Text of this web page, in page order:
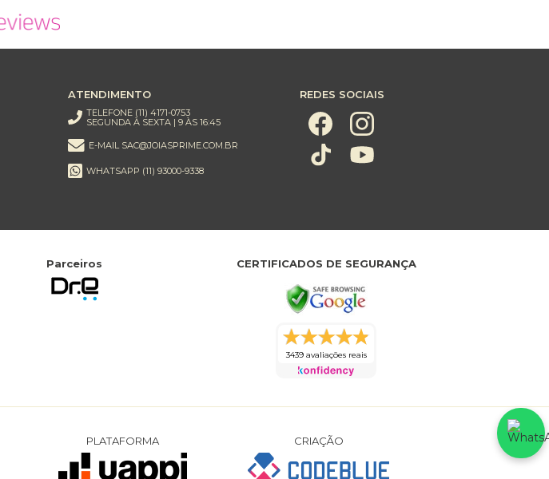
ATENDIMENTO
TELEFONE (11) 4171-0753
SEGUNDA À SEXTA | 9 ÀS 16:45
E-MAIL SAC@JOIASPRIME.COM.BR
WHATSAPP (11) 93000-9338
REDES SOCIAIS
Parceiros CERTIFICADOS DE SEGURANÇA
3439 avaliações reais
PLATAFORMA CRIAÇÃO